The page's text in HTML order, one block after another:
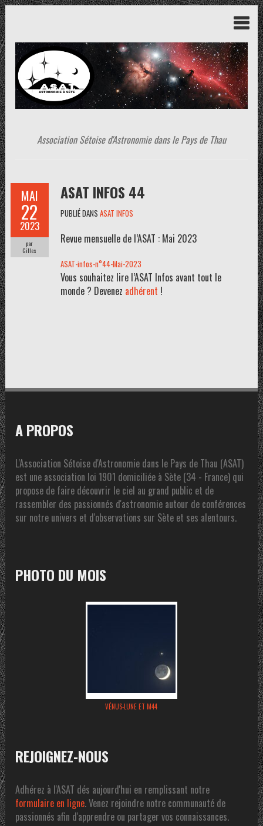
Association Sétoise d'Astronomie dans le Pays de Thau
MAI
22
2023
par
Gilles
ASAT INFOS 44
PUBLIÉ DANS ASAT INFOS
Revue mensuelle de l’ASAT : Mai 2023
ASAT-infos-n°44-Mai-2023
Vous souhaitez lire l’ASAT Infos avant tout le
monde ? Devenez adhérent !
A PROPOS
L'Association Sétoise d'Astronomie dans le Pays de Thau (ASAT)
est une association loi 1901 domiciliée à Sète (34 - France) qui
propose de faire découvrir le ciel au grand public et de
rassembler des passionnés d'astronomie autour de conférences
sur notre univers et d'observations sur Sète et ses alentours.
PHOTO DU MOIS
VÉNUS-LUNE ET M44
REJOIGNEZ-NOUS
Adhérez à l'ASAT dés aujourd'hui en remplissant notre
formulaire en ligne. Venez rejoindre notre communauté de
passionnés afin d'apprendre ou partager vos connaissances.